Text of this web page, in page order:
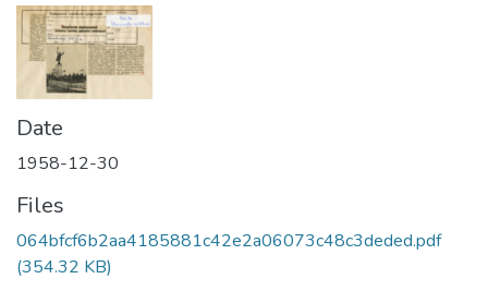
Date
1958-12-30
Files
064bfcf6b2aa4185881c42e2a06073c48c3deded.pdf
(354.32 KB)